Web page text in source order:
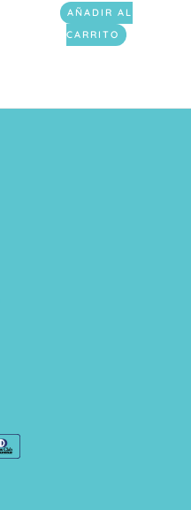
AÑADIR AL
CARRITO